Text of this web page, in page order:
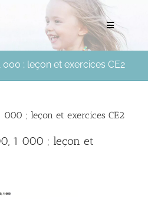
Toggle
Navigation
000 ; leçon et exercices CE2
; leçon et exercices CE2
1 000 ; leçon et